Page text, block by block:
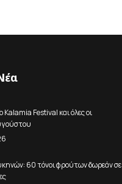
Kalamia Festival και όλες οι
60 τόνοι φρούτων δωρεάν σε